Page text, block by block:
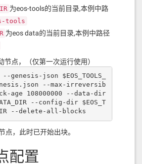
为eos-tools的当前目录,本例中路
tools
为eos data的当前目录,本例中路径
节点，（仅第一次运行使用）
--genesis-json $EOS_TOOLS_
--max-irreversib
age 108000000 --data-dir
--config-dir $EOS_T
--delete-all-blocks
点，此时已开始出块。
配置